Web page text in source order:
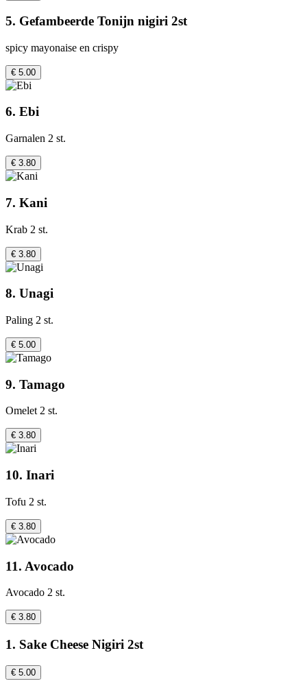
5. Gefambeerde Tonijn nigiri 2st
spicy mayonaise en crispy
€ 5.00
6. Ebi
Garnalen 2 st.
€ 3.80
7. Kani
Krab 2 st.
€ 3.80
8. Unagi
Paling 2 st.
€ 5.00
9. Tamago
Omelet 2 st.
€ 3.80
10. Inari
Tofu 2 st.
€ 3.80
11. Avocado
Avocado 2 st.
€ 3.80
1. Sake Cheese Nigiri 2st
€ 5.00